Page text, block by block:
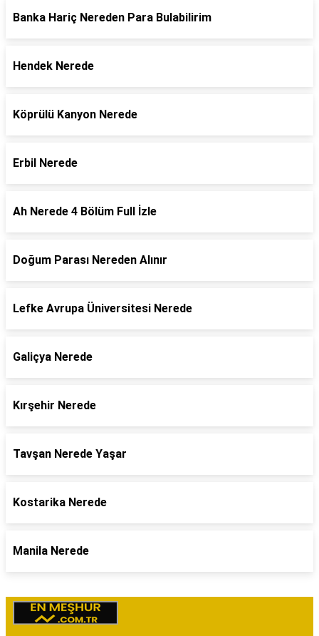
Banka Hariç Nereden Para Bulabilirim
Hendek Nerede
Köprülü Kanyon Nerede
Erbil Nerede
Ah Nerede 4 Bölüm Full İzle
Doğum Parası Nereden Alınır
Lefke Avrupa Üniversitesi Nerede
Galiçya Nerede
Kırşehir Nerede
Tavşan Nerede Yaşar
Kostarika Nerede
Manila Nerede